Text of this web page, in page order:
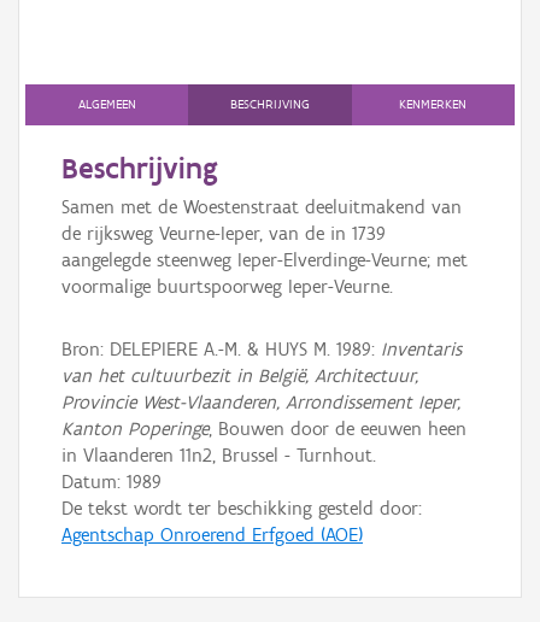
Persoon of collectief
Downloads
Hergebruik
Aanmelden
ALGEMEEN BESCHRIJVING KENMERKEN
Beschrijving
Samen met de Woestenstraat deeluitmakend van
de rijksweg Veurne-Ieper, van de in 1739
aangelegde steenweg Ieper-Elverdinge-Veurne; met
voormalige buurtspoorweg Ieper-Veurne.
Bron: DELEPIERE A.-M. & HUYS M. 1989: Inventaris
van het cultuurbezit in België, Architectuur,
Provincie West-Vlaanderen, Arrondissement Ieper,
Kanton Poperinge, Bouwen door de eeuwen heen
in Vlaanderen 11n2, Brussel - Turnhout.
Datum: 1989
De tekst wordt ter beschikking gesteld door:
Agentschap Onroerend Erfgoed (AOE)